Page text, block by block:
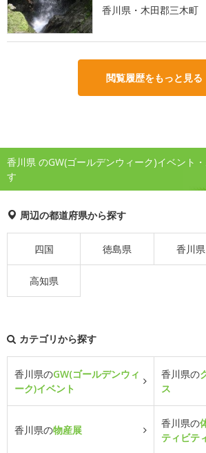
香川県・木田郡三木町
閲覧履歴をもっと見る
香川県 のGW(ゴールデンウィーク)イベント
す
周辺の都道府県から探す
四国 徳島県 香川県
高知県
カテゴリから探す
香川県のGW(ゴールデンウィ
ーク)イベント
香川県の
ス
香川県の物産展
香川県の
ティビテ